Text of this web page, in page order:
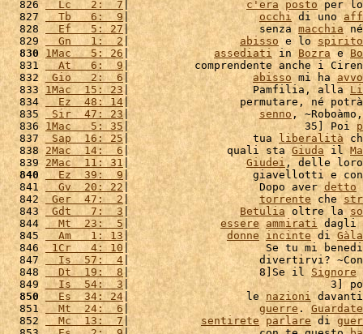
  826
  Lc   2:  7
| c'era posto per
  827
  Tb   6:  9
| occhi di uno
  828
  Ef   5: 27
|                    senza macchia
  829
  Gn   1:  2
| abisso e lo spirito
  830
1Mac   5: 26 | assediati in Bozra e
  831
  At   6:  9
|          comprendente anche i
  832
Gio   2:  6 | abisso mi ha
  833
1Mac  15: 23|                   Pamfilia, alla
  834
  Ez  48: 14
|                 permutare, né
  835
Sir  47: 23 | senno ,
  836
1Mac   5: 35 |                           35] Poi
  837
Sap  16: 25 |                   tua liberalità
  838
2Mac  14:  6 |               quali sta Giuda il
  839
2Mac  11: 31 | Giudei, delle
  840
  Ez  39:  9
|                   giavellotti e con
  841
  Gv  20: 22
|                    Dopo aver detto
  842
Ger  47:  2| torrente che
  843
Gdt   7:  3 | Betulia oltre la
  844
  Mt  23:  5
| essere ammirati dagli
  845
  Am   1: 13
| donne incinte di
  846
1Cr   4: 10 |                     Se tu mi
  847
  Is  57:  4
|                    divertirvi?
  848
  Dt  19:  8
|                    8]Se il Signore
  849
  Is  54:  3
|                               3]
  850
  Es  34: 24
|                  le nazioni
  851
  Mt  24:  6
| guerre. Guardate
  852
  Mc  13:  7
| sentirete parlare di